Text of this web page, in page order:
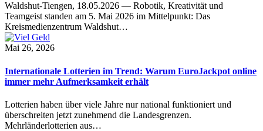
Waldshut-Tiengen, 18.05.2026 — Robotik, Kreativität und
Teamgeist standen am 5. Mai 2026 im Mittelpunkt: Das
Kreismedienzentrum Waldshut…
Mai 26, 2026
Internationale Lotterien im Trend: Warum EuroJackpot online
immer mehr Aufmerksamkeit erhält
Lotterien haben über viele Jahre nur national funktioniert und
überschreiten jetzt zunehmend die Landesgrenzen.
Mehrländerlotterien aus…